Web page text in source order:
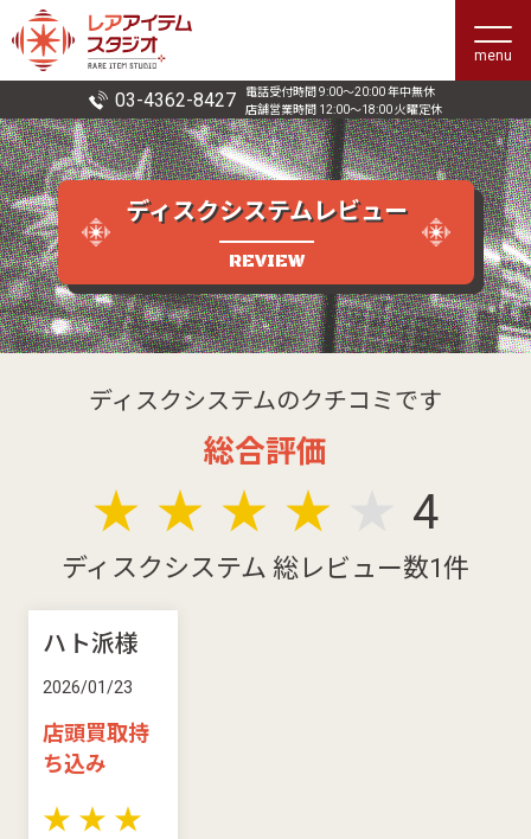
menu
03-4362-8427
電話受付時間 9:00〜20:00 年中無休
店舗営業時間 12:00〜18:00 火曜定休
ディスクシステムレビュー
REVIEW
ディスクシステムのクチコミです
総合評価
★ ★ ★ ★ 4
ディスクシステム 総レビュー数1件
ハト派様
2026/01/23
店頭買取持
ち込み
★ ★ ★